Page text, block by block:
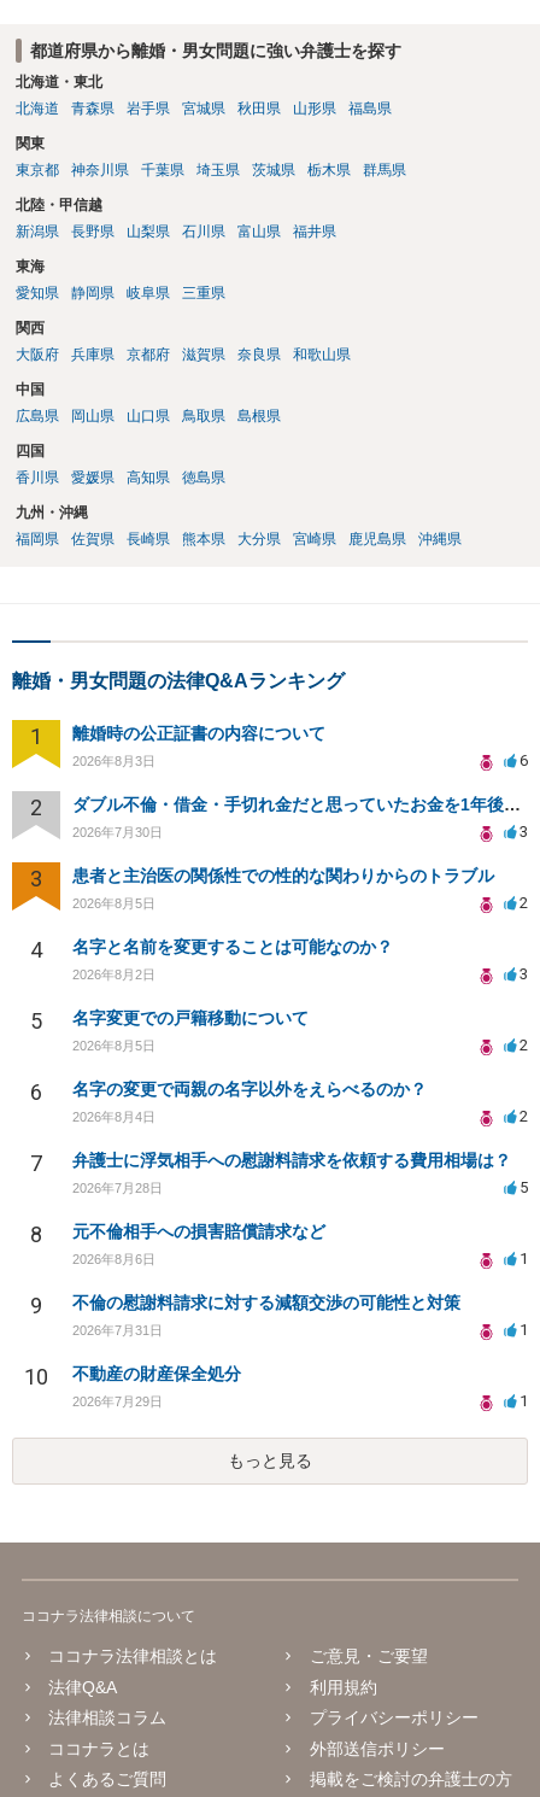
都道府県から離婚・男女問題に強い弁護士を探す
北海道・東北
北海道
青森県 岩手県 宮城県 秋田県 山形県 福島県
関東
東京都
神奈川県 千葉県 埼玉県 茨城県 栃木県 群馬県
北陸・甲信越
新潟県
長野県 山梨県 石川県 富山県 福井県
東海
愛知県
静岡県 岐阜県 三重県
関西
大阪府
兵庫県 京都府 滋賀県 奈良県 和歌山県
中国
広島県
岡山県 山口県 鳥取県 島根県
四国
香川県
愛媛県 高知県 徳島県
九州・沖縄
福岡県
佐賀県 長崎県 熊本県 大分県 宮崎県 鹿児島県 沖縄県
離婚・男女問題の法律Q&Aランキング
1 離婚時の公正証書の内容について
2026年8月3日 6
2 ダブル不倫・借金・手切れ金だと思っていたお金を1年後いまさら脅迫罪として通知書が来てまとめて請求
2026年7月30日 3
3 患者と主治医の関係性での性的な関わりからのトラブル
2026年8月5日 2
4 名字と名前を変更することは可能なのか？
2026年8月2日 3
5 名字変更での戸籍移動について
2026年8月5日 2
6 名字の変更で両親の名字以外をえらべるのか？
2026年8月4日 2
7 弁護士に浮気相手への慰謝料請求を依頼する費用相場は？
2026年7月28日 5
8 元不倫相手への損害賠償請求など
2026年8月6日 1
9 不倫の慰謝料請求に対する減額交渉の可能性と対策
2026年7月31日 1
10 不動産の財産保全処分
2026年7月29日 1
もっと見る
ココナラ法律相談について
ココナラ法律相談とは
法律Q&A
法律相談コラム
ココナラとは
よくあるご質問
ご意見・ご要望
利用規約
プライバシーポリシー
外部送信ポリシー
掲載をご検討の弁護士の方